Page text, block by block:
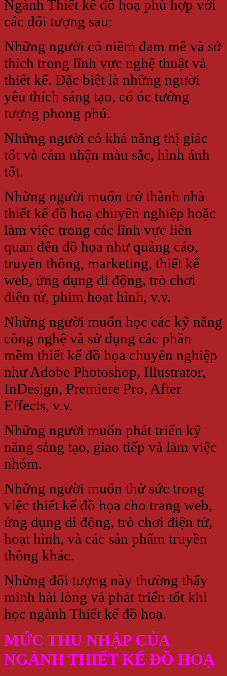
Ngành Thiết kế đồ hoạ phù hợp với
các đối tượng sau:
Những người có niềm đam mê và sở
thích trong lĩnh vực nghệ thuật và
thiết kế. Đặc biệt là những người
yêu thích sáng tạo, có óc tưởng
tượng phong phú.
Những người có khả năng thị giác
tốt và cảm nhận màu sắc, hình ảnh
tốt.
Những người muốn trở thành nhà
thiết kế đồ hoạ chuyên nghiệp hoặc
làm việc trong các lĩnh vực liên
quan đến đồ họa như quảng cáo,
truyền thông, marketing, thiết kế
web, ứng dụng di động, trò chơi
điện tử, phim hoạt hình, v.v.
Những người muốn học các kỹ năng
công nghệ và sử dụng các phần
mềm thiết kế đồ họa chuyên nghiệp
như Adobe Photoshop, Illustrator,
InDesign, Premiere Pro, After
Effects, v.v.
Những người muốn phát triển kỹ
năng sáng tạo, giao tiếp và làm việc
nhóm.
Những người muốn thử sức trong
việc thiết kế đồ họa cho trang web,
ứng dụng di động, trò chơi điện tử,
hoạt hình, và các sản phẩm truyền
thông khác.
Những đối tượng này thường thấy
mình hài lòng và phát triển tốt khi
học ngành Thiết kế đồ hoạ.
MỨC THU NHẬP CỦA
NGÀNH THIẾT KẾ ĐỒ HOẠ